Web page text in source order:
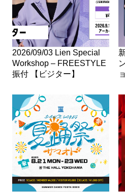
2026/09/03 Lien Special
Workshop – FREESTYLE
振付 【ビジター】